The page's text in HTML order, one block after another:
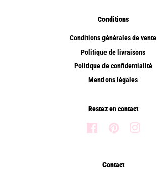
Conditions
Conditions générales de vente
Politique de livraisons
Politique de confidentialité
Mentions légales
Restez en contact
Facebook Pinterest
Contact